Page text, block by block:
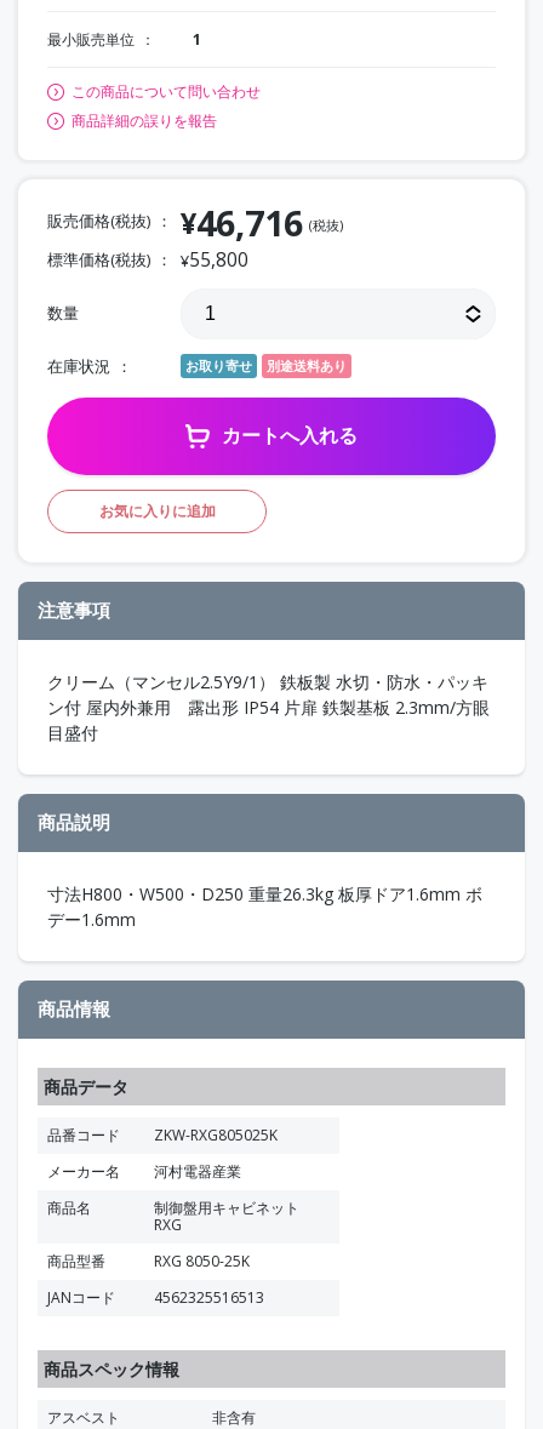
最小販売単位 1
この商品について問い合わせ
商品詳細の誤りを報告
販売価格(税抜) ¥46,716 (税抜)
標準価格(税抜) ¥55,800
数量
在庫状況 お取り寄せ 別途送料あり
カートへ入れる
お気に入りに追加
注意事項
クリーム（マンセル2.5Y9/1） 鉄板製 水切・防水・パッキ
ン付 屋内外兼用 露出形 IP54 片扉 鉄製基板 2.3mm/方眼
目盛付
商品説明
寸法H800・W500・D250 重量26.3kg 板厚ドア1.6mm ボ
デー1.6mm
商品情報
商品データ
品番コード
ZKW-RXG805025K
メーカー名
河村電器産業
商品名
制御盤用キャビネット
RXG
商品型番
RXG 8050-25K
JANコード
4562325516513
商品スペック情報
アスベスト
非含有